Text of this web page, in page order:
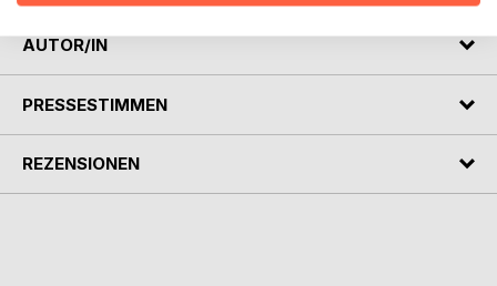
AUTOR/IN
PRESSESTIMMEN
REZENSIONEN